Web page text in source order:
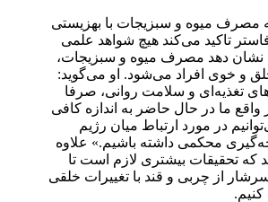
مصرف میوه و سبزیجات با بهزیستی
تاکید می‌کند هیچ شواهد علمی
نشان دهد مصرف میوه و سبزیجات،
و خوی افراد می‌شود. او می‌گوید:
تغذیه‌ای و سلامت روانی، صرفا
ما در حال حاضر به اندازه کافی
در مورد ارتباط میان رژیم
محکمی داشته باشیم.» علاوه
که تحقیقات بیشتری لازم است تا
از چربی و قند با تغییرات خلقی